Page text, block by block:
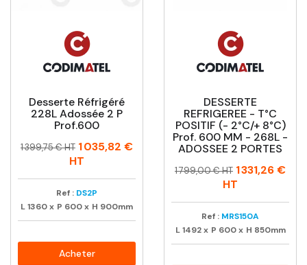
Desserte Réfrigéré
228L Adossée 2 P
Prof.600
Prix
Prix
1 399,75 € HT 1 035,82 €
HT
Ref : DS2P
L1360x P 600x H 900mm
Acheter
DESSERTE
REFRIGEREE - T°C
POSITIF (- 2°C/+ 8°C)
Prof. 600 MM - 268L -
ADOSSEE 2 PORTES
Prix
Prix
1 799,00 € HT 1 331,26 €
HT
Ref : MRS150A
L 1492 x P 600 x H 850mm